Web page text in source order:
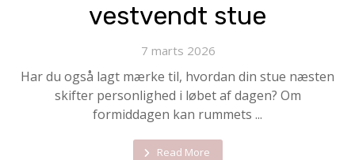
vestvendt stue
7 marts 2026
Har du også lagt mærke til, hvordan din stue næsten
skifter personlighed i løbet af dagen? Om
formiddagen kan rummets ...
Read More